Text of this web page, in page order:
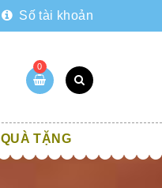
Số tài khoản
0
QUÀ TẶNG